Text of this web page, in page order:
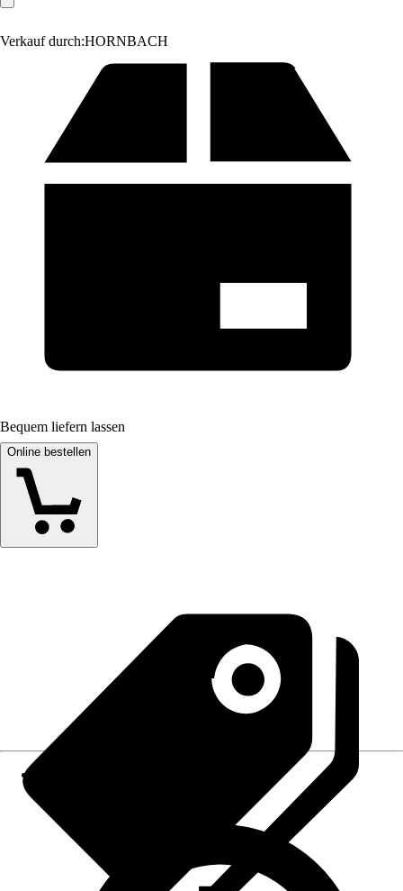
Verkauf durch:HORNBACH
Bequem liefern lassen
Online bestellen